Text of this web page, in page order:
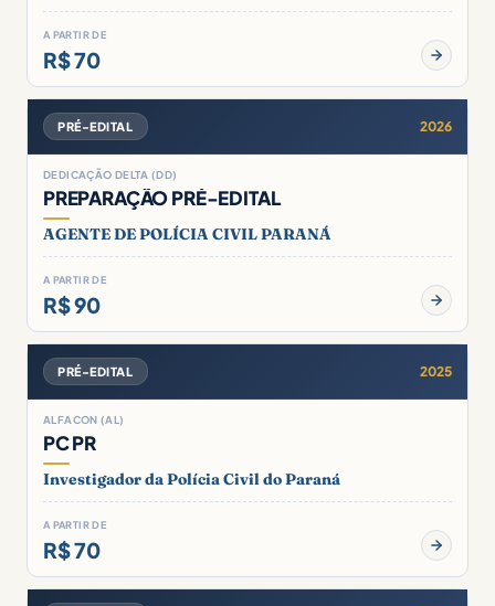
A PARTIR DE
R$ 70
PRÉ-EDITAL 2026
DEDICAÇÃO DELTA (DD)
PREPARAÇÃO PRÉ-EDITAL
AGENTE DE POLÍCIA CIVIL PARANÁ
A PARTIR DE
R$ 90
PRÉ-EDITAL 2025
ALFACON (AL)
PC PR
Investigador da Polícia Civil do Paraná
A PARTIR DE
R$ 70